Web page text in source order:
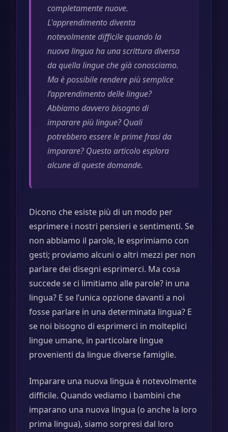
completamente nuove.
L'apprendimento diventa
notevolmente difficile quando la
nuova lingua ha una scrittura diversa
da quella lingue che già conosciamo.
Ma è possibile rendere più semplice
l’apprendimento delle lingue?
Abbiamo davvero bisogno di
imparare più lingue? Quali
potrebbero essere le prime frasi da
imparare? Questo articolo esplora
alcune di queste domande.
Dicono che esiste più di un modo per
esprimere i nostri pensieri e sentimenti. Se
non abbiamo il parole, le esprimiamo con
gesti; proviamo alcuni o altri mezzi per non
parlare dei disegni esprimerci. Ma cosa
succede se ci limitiamo alle parole? in una
lingua? E se l’unica opzione davanti a noi
fosse parlare in una determinata lingua? E
se noi bisogno di esprimerci in molteplici
lingue umane, in particolare lingue
provenienti da lingue diverse famiglie.
Imparare una nuova lingua è notevolmente
difficile. Quando vediamo i bambini che
imparano una nuova lingua (o anche la loro
prima lingua), siamo sorpresi dal loro